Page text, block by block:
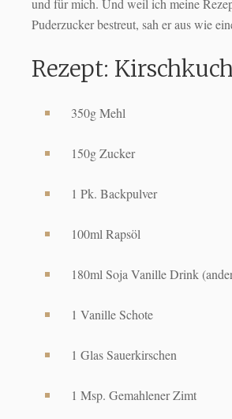
und für mich. Und weil ich meine
Puderzucker bestreut, sah er aus wie
Rezept:
350g Mehl
150g Zucker
1 Pk. Backpulver
100ml Rapsöl
180ml Soja Vanille Drink
1 Vanille Schote
1 Glas Sauerkirschen
1 Msp. Gemahlener Zimt